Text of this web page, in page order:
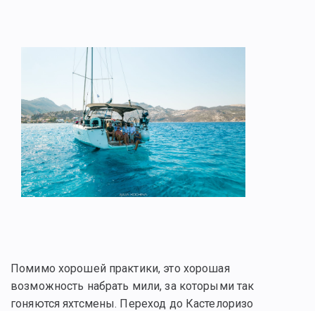
Помимо хорошей практики, это хорошая
возможность набрать мили, за которыми так
гоняются яхтсмены. Переход до Кастелоризо